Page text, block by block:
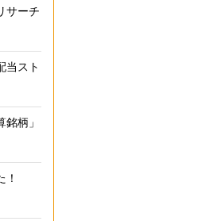
サーチ
当スト
柄」
！